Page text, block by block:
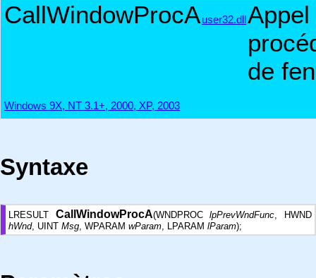
CallWindowProcAuser32.dllAppel
de
Windows 9X, NT 3.1+, 2000, XP, 2003
Syntaxe
LRESULT CallWindowProcA(WNDPROClpPrevWndFunc, HWND
hWnd, UINT Msg, WPARAM wParam, LPARAM lParam);